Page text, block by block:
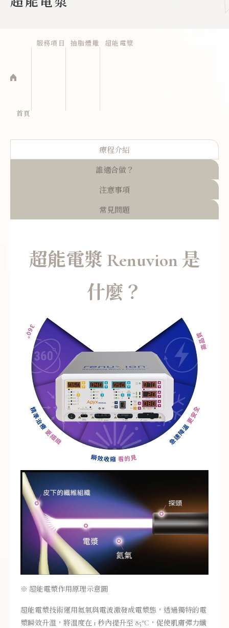
首頁
服務項目 抽脂體雕 超能電漿
療程介紹
誰適合做？
注意事項
常見問題
超能電漿 Renuvion 是
什麼？
※ 超能電漿作用原理示意圖
超能電漿技術運用氦氣與電波激發成電漿態，透過獨特的電
漿瞬效升溫，將溫度在 1 秒內提升至 85°C，促使肌膚彈力纖